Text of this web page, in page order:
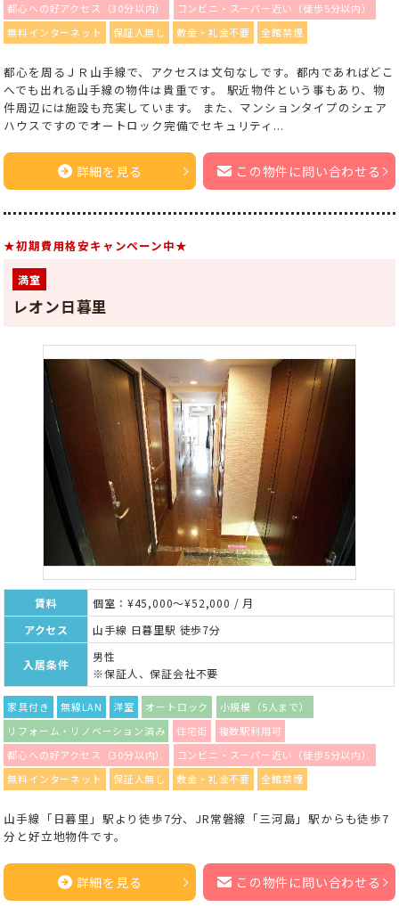
都心への好アクセス（30分以内）
コンビニ・スーパー近い（徒歩5分以内）
無料インターネット
保証人無し 敷金・礼金不要 全館禁煙
都心を周るＪＲ山手線で、アクセスは文句なしです。都内であればどこ
へでも出れる山手線の物件は貴重です。 駅近物件という事もあり、物
件周辺には施設も充実しています。 また、マンションタイプのシェア
ハウスですのでオートロック完備でセキュリティ...
詳細を見る この物件に問い合わせる
★初期費用格安キャンペーン中★
満室
レオン日暮里
賃料
個室：¥45,000～¥52,000 / 月
アクセス
山手線 日暮里駅 徒歩7分
入居条件
男性
※保証人、保証会社不要
家具付き 無線LAN 洋室 オートロック
小規模（5人まで）
リフォーム・リノベーション済み
住宅街
複数駅利用可
都心への好アクセス（30分以内）
コンビニ・スーパー近い（徒歩5分以内）
無料インターネット
保証人無し 敷金・礼金不要 全館禁煙
山手線「日暮里」駅より徒歩7分、JR常磐線「三河島」駅からも徒歩7
分と好立地物件です。
詳細を見る この物件に問い合わせる